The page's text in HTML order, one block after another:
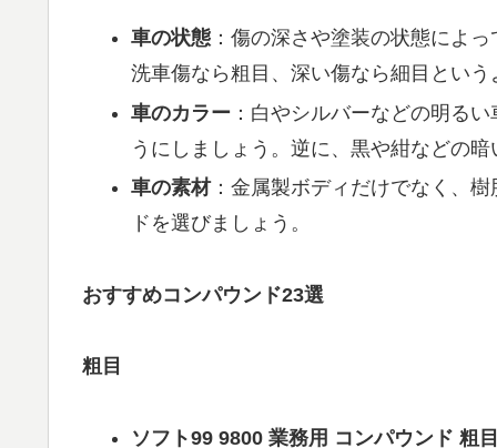
車の状態：傷の深さや塗装の状態によ
洗車傷なら粗目、深い傷なら細目とい
車のカラー：白やシルバーなどの明る
うにしましょう。逆に、黒や紺などの
車の素材：金属製ボディだけでなく、
ドを選びましょう。
おすすめコンパウンド23選
粗目
ソフト99 9800 業務用 コンパウンド 粗